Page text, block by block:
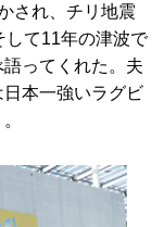
され、チリ地震
して11年の津波で
ってくれた。夫
本一強いラグビ